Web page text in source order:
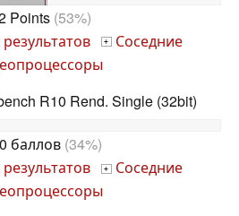
Points(53%)
+ Соседние
R10 Rend. Single (32bit)
баллов (34%)
+ Соседние